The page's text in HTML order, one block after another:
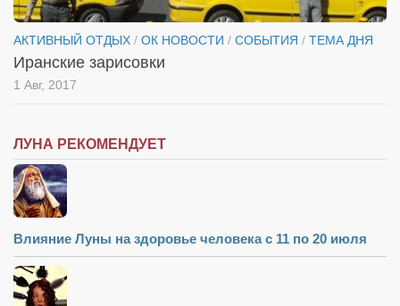
АКТИВНЫЙ ОТДЫХ / ОК НОВОСТИ / СОБЫТИЯ / ТЕМА ДНЯ
Иранские зарисовки
1 Авг, 2017
ЛУНА РЕКОМЕНДУЕТ
Влияние Луны на здоровье человека с 11 по 20 июля